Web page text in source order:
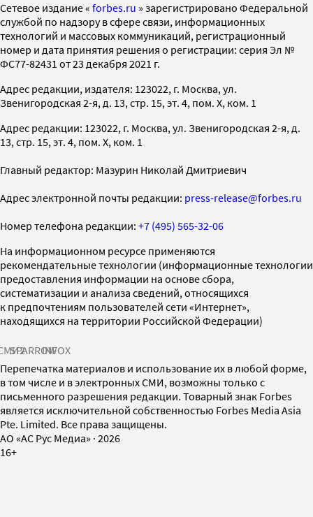
Cетевое издание « forbes.ru » зарегистрировано Федеральной
службой по надзору в сфере связи, информационных
технологий и массовых коммуникаций, регистрационный
номер и дата принятия решения о регистрации: серия Эл №
ФС77-82431 от 23 декабря 2021 г.
Адрес редакции, издателя: 123022, г. Москва, ул.
Звенигородская 2-я, д. 13, стр. 15, эт. 4, пом. X, ком. 1
Адрес редакции: 123022, г. Москва, ул. Звенигородская 2-я, д.
13, стр. 15, эт. 4, пом. X, ком. 1
Главный редактор: Мазурин Николай Дмитриевич
Адрес электронной почты редакции: press-release@forbes.ru
Номер телефона редакции: +7 (495) 565-32-06
На информационном ресурсе применяются
рекомендательные технологии (информационные технологии
предоставления информации на основе сбора,
систематизации и анализа сведений, относящихся
к предпочтениям пользователей сети «Интернет»,
находящихся на территории Российской Федерации)
SPARROWINFOX
Перепечатка материалов и использование их в любой форме,
в том числе и в электронных СМИ, возможны только с
письменного разрешения редакции. Товарный знак Forbes
является исключительной собственностью Forbes Media Asia
Pte. Limited. Все права защищены.
AO «АС Рус Медиа» · 2026
16+